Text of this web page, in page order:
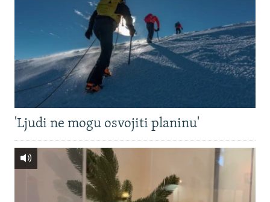
'Ljudi ne mogu osvojiti planinu'